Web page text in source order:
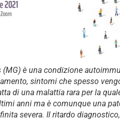
(MG) è una condizione
sintomi che spesso
di una malattia rara per la
anni ma è comunque una
severa. Il ritardo